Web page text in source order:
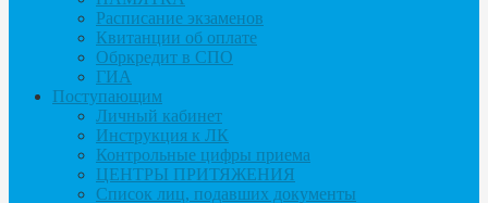
Расписание экзаменов
Квитанции об оплате
Обркредит в СПО
ГИА
Поступающим
Личный кабинет
Инструкция к ЛК
Контрольные цифры приема
ЦЕНТРЫ ПРИТЯЖЕНИЯ
Список лиц, подавших документы